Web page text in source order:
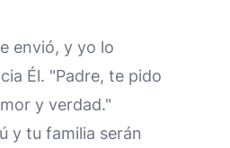
envió, y yo lo
Él. "Padre, te pido
y verdad."
y tu familia serán